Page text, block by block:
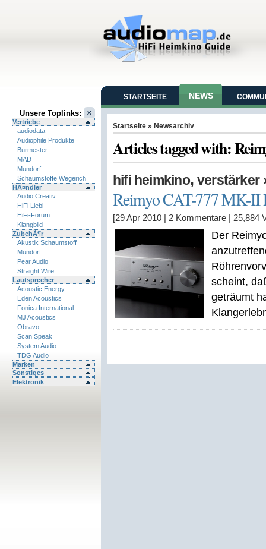
Unsere Toplinks:
Vertriebe
audiodata
Audiophile Produkte
Burmester
MAD
Mundorf
Schaumstoffe Wegerich
HÃ¤ndler
Audio Creativ
HiFi Liebl
HiFi-Forum
Klangbild
ZubehÃ¶r
Akustik Schaumstoff
Mundorf
Pear Audio
Straight Wire
Lautsprecher
Acoustic Energy
Eden Acoustics
Fonica International
MJ Acoustics
Obravo
Scan Speak
System Audio
TDG Audio
Marken
Sonstiges
Elektronik
STARTSEITE NEWS
Startseite » Newsarchiv
Articles tagged with:
hifi heimkino, verstärker
Reimyo CAT-777 MK-II
[29 Apr 2010 | 2 Kommentare 25,884
Der
scheint,
geträumt